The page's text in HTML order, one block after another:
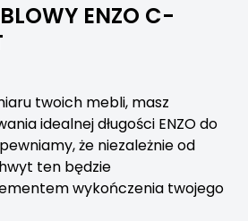
ENZO C-
twoich mebli, masz
idealnej długości ENZO do
że niezależnie od
ten będzie
wykończenia twojego